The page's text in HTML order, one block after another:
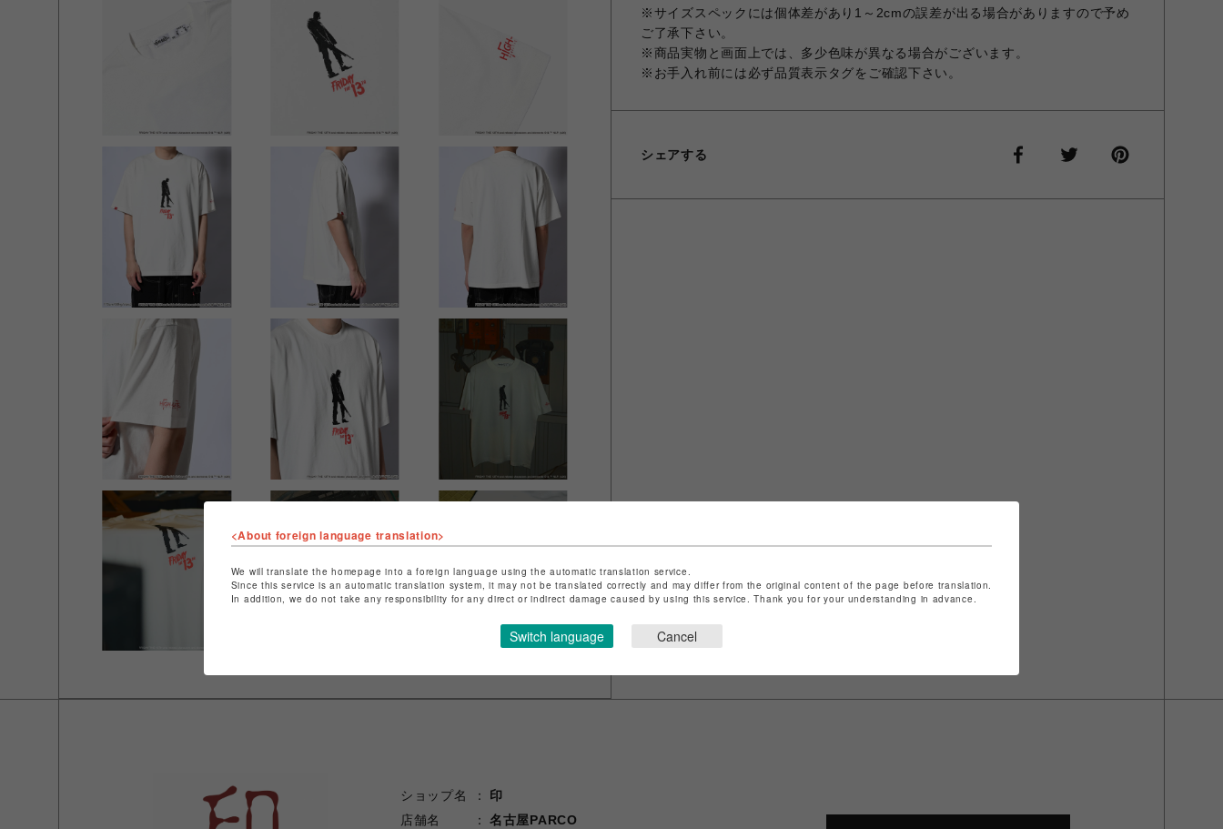
※サイズスペックには個体差があり1～2cmの誤差が出る場合がありますので予め
ご了承下さい。
※商品実物と画面上では、多少色味が異なる場合がございます。
※お手入れ前には必ず品質表示タグをご確認下さい。
シェアする
ショップ名
印
店舗名
名古屋PARCO
<About foreign language translation>
We will translate the homepage into a foreign language using the automatic translation service.
Since this service is an automatic translation system, it may not be translated correctly and may differ from the original content of the page before translation.
In addition, we do not take any responsibility for any direct or indirect damage caused by using this service. Thank you for your understanding in advance.
Switch language Cancel